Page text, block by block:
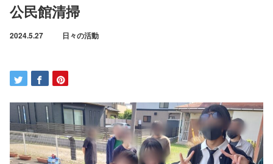
公民館清掃
2024.5.27 日々の活動